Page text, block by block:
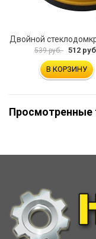
539 руб. 512
В КОРЗИНУ
Просмотренные